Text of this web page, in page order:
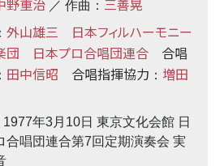
野重治 ／ 作曲： 三善晃
： 外山雄三
日本フィルハーモニー
団
日本プロ合唱団連合
合唱
： 田中信昭 合唱指揮協力 ： 増田
1977年3月10日 東京文化会館 日
合唱団連合第7回定期演奏会 実